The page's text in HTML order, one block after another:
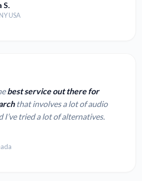
S.
USA
best service out there for
that involves a lot of audio
I’ve tried a lot of alternatives.